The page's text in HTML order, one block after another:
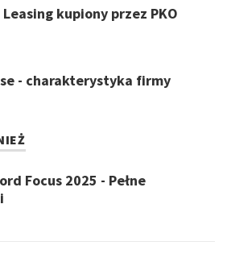
kupiony przez PKO
- charakterystyka firmy
Focus 2025 - Pełne